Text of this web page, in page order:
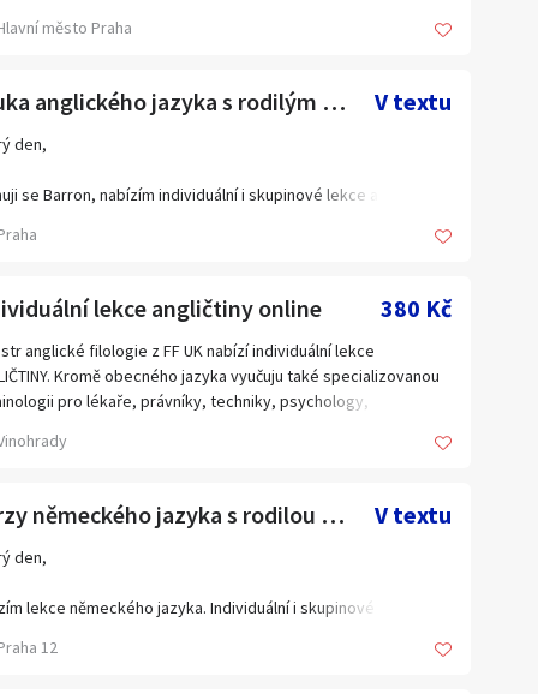
and level of experience.
on your verbal skills I am here to help you. :-)
contact me by email.
město Praha
Výuka anglického jazyka s rodilým mluvčím V textu
den,
se Barron, nabízím individuální i skupinové lekce angličtiny.
upravuji na míru a dle individuální potřeby studenta.
možnost lekcí osobně i online.
lekce 60min je 487,- Kč +21% DPH.
se na Vás.
můžete i na emailu: languageforum1@gmail.com
lekce angličtiny online 380 Kč
anglické filologie z FF UK nabízí individuální lekce
Kromě obecného jazyka vyučuju také specializovanou
pro lékaře, právníky, techniky, psychology,
na maturitu i na všechny certifikáty. Učím dospělé i děti.
online na Zoom. Kontakt: seykora.igor@gmail.com
Kurzy německého jazyka s rodilou mluvčí V textu
den,
lekce německého jazyka. Individuální i skupinové kurzy od
12